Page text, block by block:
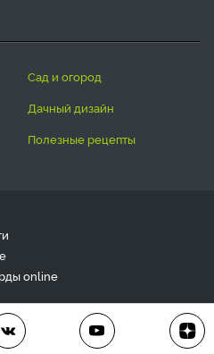
сад и огород
дачный дизайн
полезные рецепты
online
допускается только с